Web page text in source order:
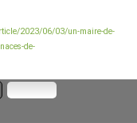
2023/06/03/un-maire-de-
de-